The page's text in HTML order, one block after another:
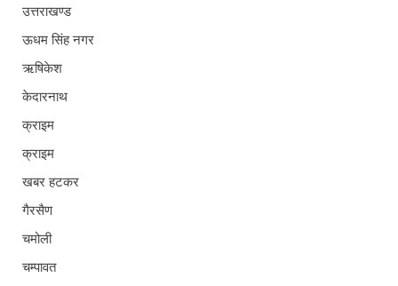
उत्तराखण्ड
ऊधम सिंह नगर
ऋषिकेश
केदारनाथ
क्राइम
क्राइम
खबर हटकर
गैरसैण
चमोली
चम्पावत